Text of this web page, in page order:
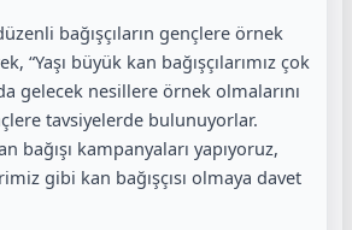
bağışçıların gençlere örnek
“Yaşı büyük kan bağışçılarımız çok
gelecek nesillere örnek olmalarını
tavsiyelerde bulunuyorlar.
bağışı kampanyaları yapıyoruz,
gibi kan bağışçısı olmaya davet